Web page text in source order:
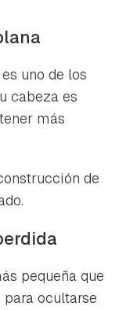
uno de los
cabeza es
más
de
pequeña que
ocultarse